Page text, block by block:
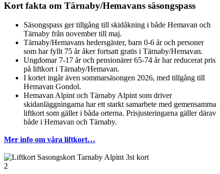
Kort fakta om Tärnaby/Hemavans säsongspass
Säsongspass ger tillgång till skidåkning i både Hemavan och
Tärnaby från november till maj.
Tärnaby/Hemavans hedersgäster, barn 0-6 år och personer
som har fyllt 75 år åker fortsatt gratis i Tärnaby/Hemavan.
Ungdomar 7-17 år och pensionärer 65-74 år har reducerat pris
på liftkort i Tärnaby/Hemavan.
I kortet ingår även sommarsäsongen 2026, med tillgång till
Hemavan Gondol.
Hemavan Alpint och Tärnaby Alpint som driver
skidanläggningarna har ett starkt samarbete med gemensamma
liftkort som gäller i båda orterna. Prisjusteringarna gäller därav
både i Hemavan och Tärnaby.
Mer info om våra liftkort…